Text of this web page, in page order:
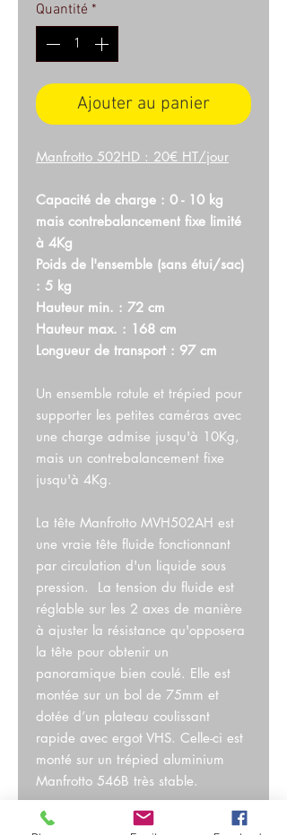
Quantité *
Ajouter au panier
Manfrotto 502HD : 20€ HT/jour
Capacité de charge : 0 - 10 kg
mais contrebalancement fixe limité
à 4Kg
Poids de l'ensemble (sans étui/sac)
: 5 kg
Hauteur min. : 72 cm
Hauteur max. : 168 cm
Longueur de transport : 97 cm
Un ensemble rotule et trépied pour
supporter les petites caméras avec
une charge admise jusqu'à 10Kg,
mais un contrebalancement fixe
jusqu'à 4Kg.
La tête Manfrotto MVH502AH est
une vraie tête fluide fonctionnant
par circulation d'un liquide sous
pression. La tension du fluide est
réglable sur les 2 axes de manière
à ajuster la résistance qu'opposera
la tête pour obtenir un
panoramique bien coulé. Elle est
montée sur un bol de 75mm et
dotée d’un plateau coulissant
rapide avec ergot VHS. Celle-ci est
monté sur un trépied aluminium
Manfrotto 546B très stable.